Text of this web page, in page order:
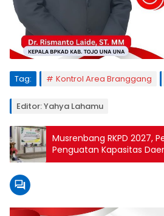
Tag: Kontrol Area Branggang
Editor: Yahya Lahamu
Musrenbang RKPD 2027,
Penguatan Kapasitas
Dasar dan Kualitas